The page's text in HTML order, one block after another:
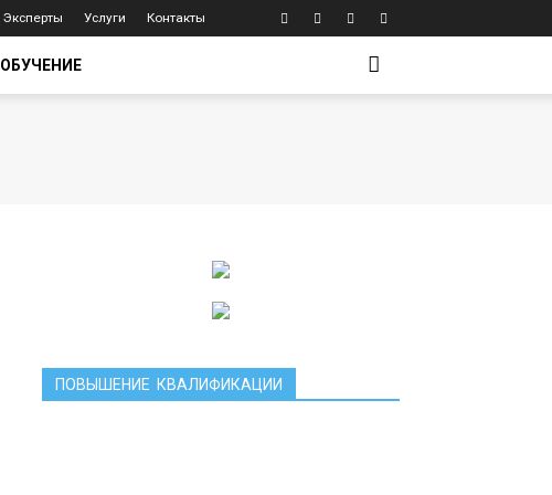
Эксперты Услуги Контакты
ОБУЧЕНИЕ
ПОВЫШЕНИЕ КВАЛИФИКАЦИИ